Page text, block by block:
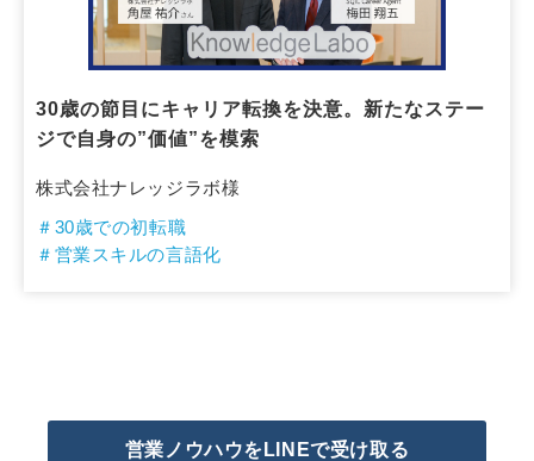
30歳の節目にキャリア転換を決意。新たなステー
ジで自身の”価値”を模索
株式会社ナレッジラボ様
＃30歳での初転職
＃営業スキルの言語化
営業ノウハウをLINEで受け取る